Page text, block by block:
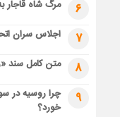
6 مرگ شاه قاجار
7 اجلاس سران
8 متن کامل سند
9
چرا روسیه در
خورد؟